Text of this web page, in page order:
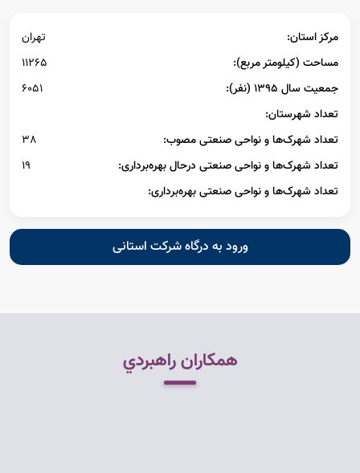
مرکز استان:
تهران
مساحت (کیلومتر مربع):
11265
جمعیت سال ۱۳۹۵ (نفر):
6051
تعداد شهرستان:
تعداد شهرک‌ها و نواحی صنعتی مصوب:
38
تعداد شهرک‌ها و نواحی صنعتی درحال بهره‌برداری:
19
تعداد شهرک‌ها و نواحی صنعتی بهره‌برداری:
ورود به درگاه شرکت استانی
همکاران راهبردي